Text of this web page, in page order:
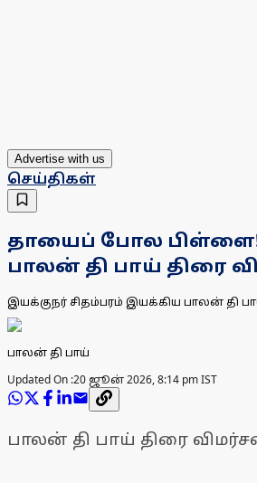
Advertise with us
செய்திகள்
தாயைப் போல
பாலன் தி பாய் திரை
இயக்குநர் சிதம்பரம் இயக்கிய பாலன் தி
பாலன் தி பாய்
Updated On :20 ஜூன் 2026, 8:14 pm IST
பாலன் தி பாய் திரை